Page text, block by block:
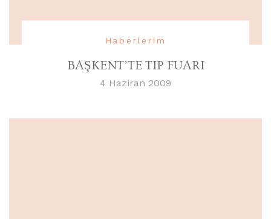
Haberlerim
BAŞKENT’TE TIP FUARI
4 Haziran 2009